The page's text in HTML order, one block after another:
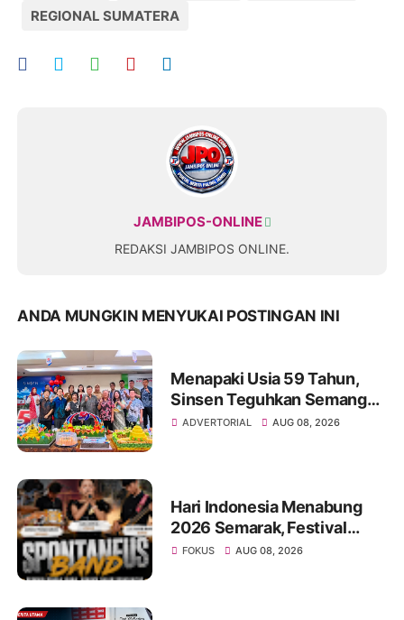
REGIONAL SUMATERA
JAMBIPOS-ONLINE
REDAKSI JAMBIPOS ONLINE.
ANDA MUNGKIN MENYUKAI POSTINGAN INI
Menapaki Usia 59 Tahun,
Sinsen Teguhkan Semangat
“Sustainably Growing”
ADVERTORIAL AUG 08, 2026
Hari Indonesia Menabung
2026 Semarak, Festival
Band Pelajar dan Mahasiswa
FOKUS AUG 08, 2026